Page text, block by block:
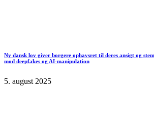
Ny dansk lov giver borgere ophavsret til deres ansigt og
mod deepfakes og AI-manipulation
5. august 2025